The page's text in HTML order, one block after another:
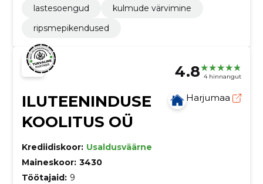
lastesoengud
kulmude värvimine
ripsmepikendused
4.8 4 hinnangut
ILUTEENINDUSE
KOOLITUS OÜ
Harjumaa
Krediidiskoor: Usaldusväärne
Maineskoor: 3430
Töötajaid: 9